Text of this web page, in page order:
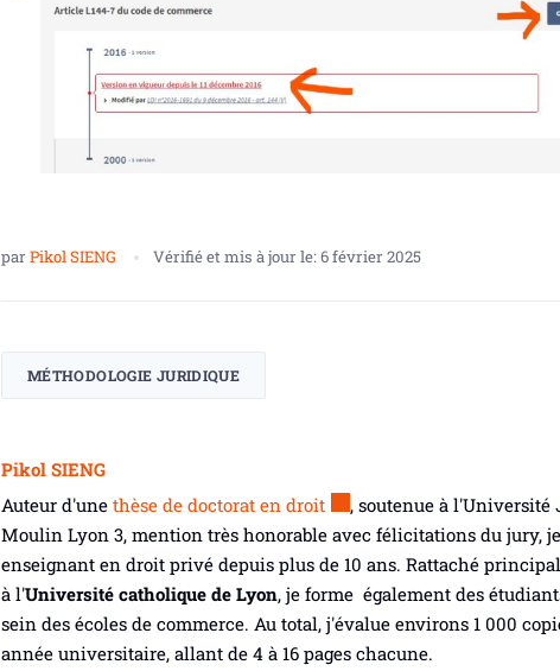
par Pikol SIENG Vérifié et mis à jour le:6 février 2025
MÉTHODOLOGIE JURIDIQUE
Pikol SIENG
Auteur d'unethèse de doctorat en droit
, soutenue à l'Université
Moulin Lyon 3, mention très honorable avec félicitations du jury,
enseignant en droit privé depuis plus de 10 ans. Rattaché
à l'Université catholique de Lyon, je forme également des
sein des écoles de commerce. Au total, j'évalue environs 1 000
année universitaire, allant de 4 à 16 pages chacune.